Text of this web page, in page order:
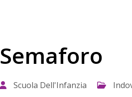
Semaforo
Scuola Dell'Infanzia